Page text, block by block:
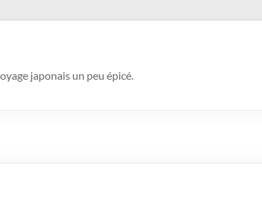
japonais un peu épicé.